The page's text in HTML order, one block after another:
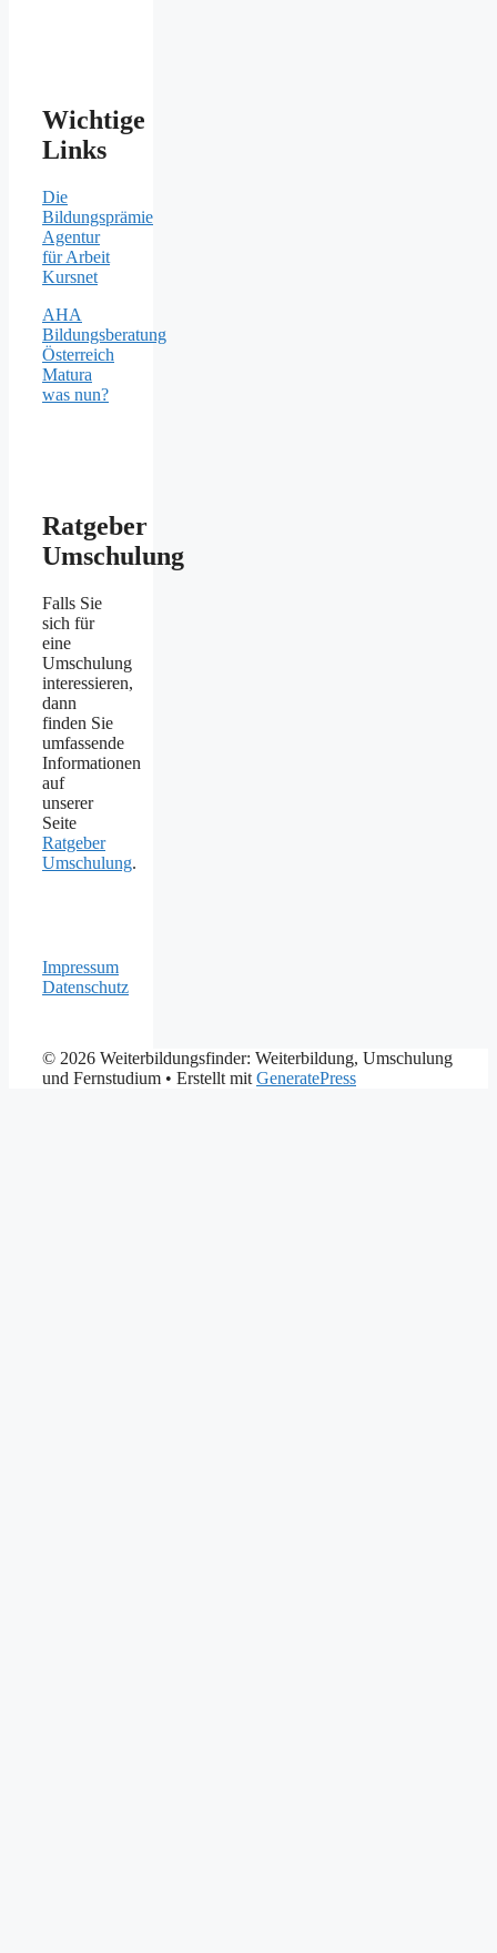
Wichtige
Links
Die
Bildungsprämie
Agentur
für Arbeit
Kursnet
AHA
Bildungsberatung
Österreich
Matura
was nun?
Ratgeber
Umschulung
Falls Sie
sich für
eine
Umschulung
interessieren,
dann
finden Sie
umfassende
Informationen
auf
unserer
Seite
Ratgeber
Umschulung.
Impressum
Datenschutz
© 2026 Weiterbildungsfinder: Weiterbildung, Umschulung
und Fernstudium • Erstellt mit GeneratePress